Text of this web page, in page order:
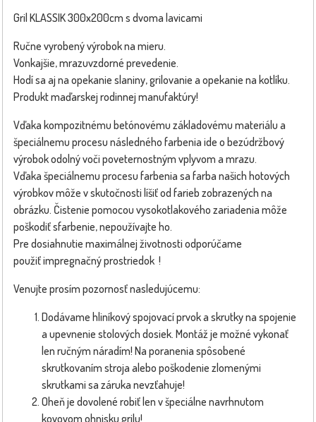
Gril KLASSIK 300x200cm s dvoma lavicami
Ručne vyrobený výrobok na mieru.
Vonkajšie, mrazuvzdorné prevedenie.
Hodí sa aj na opekanie slaniny, grilovanie a opekanie na kotlíku.
Produkt maďarskej rodinnej manufaktúry!
Vďaka kompozitnému betónovému základovému materiálu a
špeciálnemu procesu následného farbenia ide o bezúdržbový
výrobok odolný voči poveternostným vplyvom a mrazu.
Vďaka špeciálnemu procesu farbenia sa farba našich hotových
výrobkov môže v skutočnosti líšiť od farieb zobrazených na
obrázku. Čistenie pomocou vysokotlakového zariadenia môže
poškodiť sfarbenie, nepoužívajte ho.
Pre dosiahnutie maximálnej životnosti odporúčame
použiť impregnačný prostriedok !
Venujte prosím pozornosť nasledujúcemu:
Dodávame hliníkový spojovací prvok a skrutky na spojenie
a upevnenie stolových dosiek. Montáž je možné vykonať
len ručným náradím! Na poranenia spôsobené
skrutkovaním stroja alebo poškodenie zlomenými
skrutkami sa záruka nevzťahuje!
Oheň je dovolené robiť len v špeciálne navrhnutom
kovovom ohnisku grilu!